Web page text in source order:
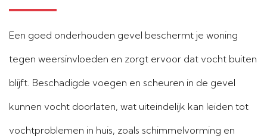
Een goed onderhouden gevel beschermt je woning
tegen weersinvloeden en zorgt ervoor dat vocht buiten
blijft. Beschadigde voegen en scheuren in de gevel
kunnen vocht doorlaten, wat uiteindelijk kan leiden tot
vochtproblemen in huis, zoals schimmelvorming en